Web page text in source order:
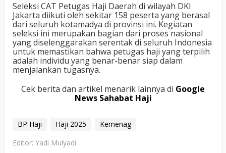
Seleksi CAT Petugas Haji Daerah di wilayah DKI
Jakarta diikuti oleh sekitar 158 peserta yang berasal
dari seluruh kotamadya di provinsi ini. Kegiatan
seleksi ini merupakan bagian dari proses nasional
yang diselenggarakan serentak di seluruh Indonesia
untuk memastikan bahwa petugas haji yang terpilih
adalah individu yang benar-benar siap dalam
menjalankan tugasnya.
Cek berita dan artikel menarik lainnya di Google
News Sahabat Haji
BP Haji Haji 2025
Kemenag
Editor: Yadi Mulyadi